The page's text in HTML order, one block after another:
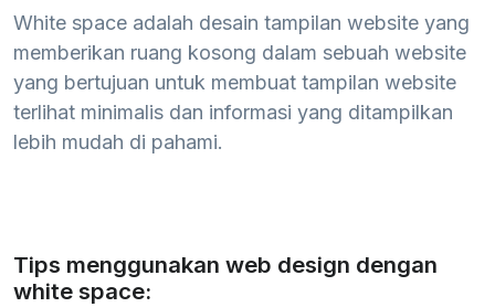
White space adalah desain tampilan website yang
memberikan ruang kosong dalam sebuah website
yang bertujuan untuk membuat tampilan website
terlihat minimalis dan informasi yang ditampilkan
lebih mudah di pahami.
Tips menggunakan web design dengan
white space: